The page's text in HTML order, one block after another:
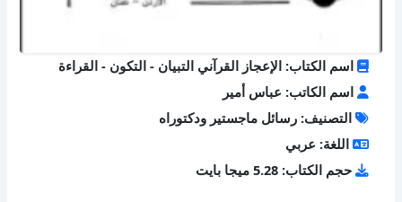
اسم الكتاب: الإعجاز القرآني التبيان - التكون - القراءة
اسم الكاتب: عباس أمير
التصنيف: رسائل ماجستير ودكتوراه
اللغة: عربي
حجم الكتاب: 5.28 ميجا بايت